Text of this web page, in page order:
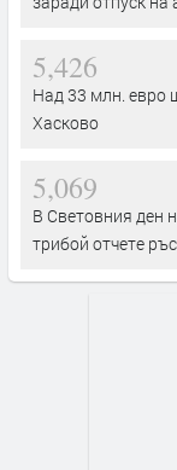
5,426
Над 33 млн. евро
Хасково
5,069
В Световния ден
трибой отчете